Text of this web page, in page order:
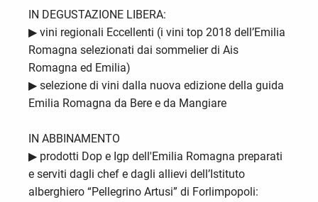
IN DEGUSTAZIONE LIBERA:
▶︎ vini regionali Eccellenti (i vini top 2018 dell’Emilia
Romagna selezionati dai sommelier di Ais
Romagna ed Emilia)
▶︎ selezione di vini dalla nuova edizione della guida
Emilia Romagna da Bere e da Mangiare
IN ABBINAMENTO
▶︎ prodotti Dop e Igp dell'Emilia Romagna preparati
e serviti dagli chef e dagli allievi dell’Istituto
alberghiero “Pellegrino Artusi” di Forlimpopoli: